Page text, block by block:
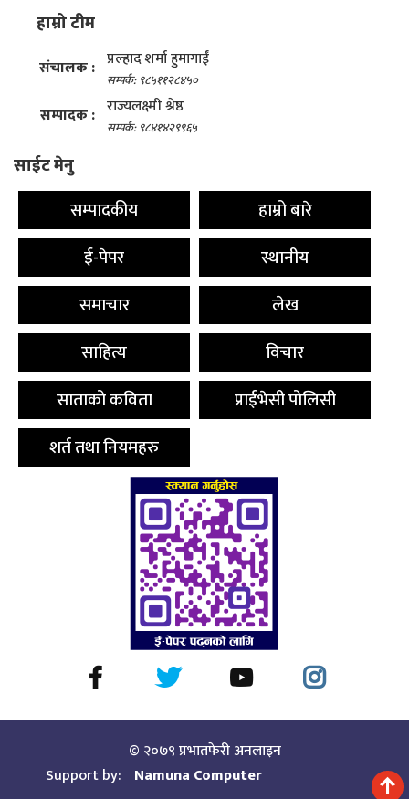
हाम्रो टीम
संचालक : प्रल्हाद शर्मा हुमागाईं
सम्पर्क: ९८५११२८४५०
सम्पादक : राज्यलक्ष्मी श्रेष्ठ
सम्पर्क: ९८४१४२९९६५
साईट मेनु
सम्पादकीय
हाम्रो बारे
ई-पेपर
स्थानीय
समाचार
लेख
साहित्य
विचार
साताको कविता
प्राईभेसी पोलिसी
शर्त तथा नियमहरु
© २०७९ प्रभातफेरी अनलाइन
Support by: Namuna Computer